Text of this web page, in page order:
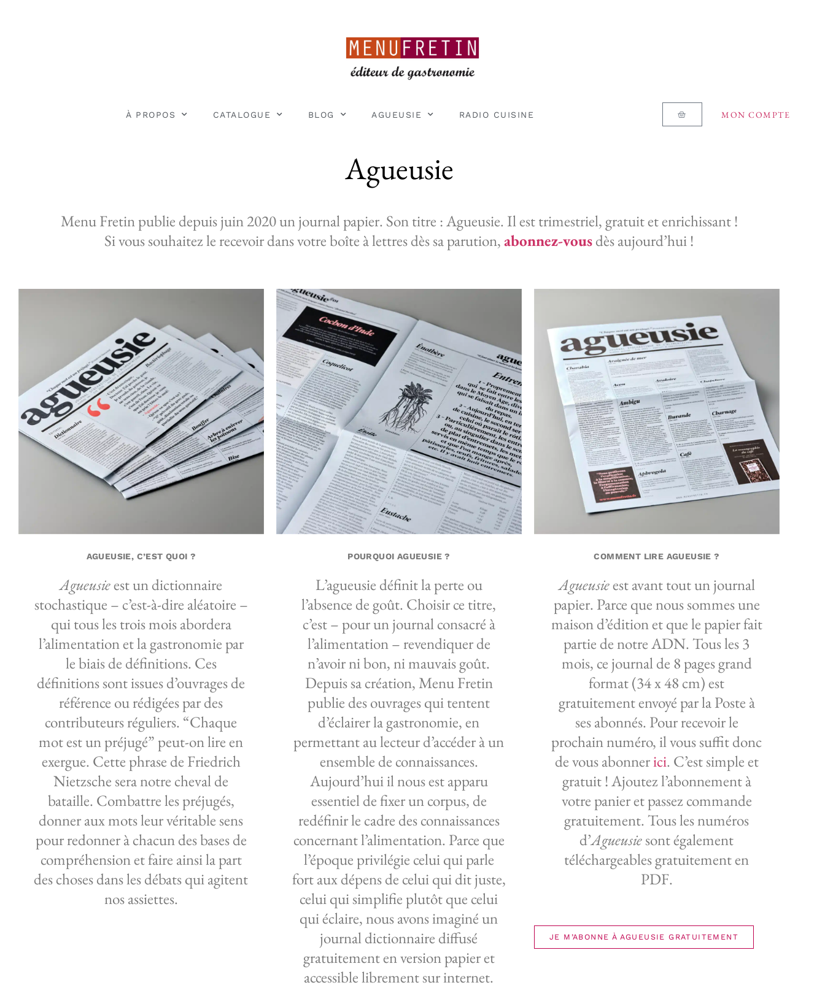
À PROPOS CATALOGUE BLOG AGUEUSIE RADIO CUISINE MON COMPTE
Agueusie
Menu Fretin publie depuis juin 2020 un journal papier. Son titre : Agueusie. Il est trimestriel, gratuit et enrichissant !
Si vous souhaitez le recevoir dans votre boîte à lettres dès sa parution,abonnez-vousdès aujourd’hui !
AGUEUSIE, C’EST QUOI ?
Agueusieest un dictionnaire
stochastique – c’est-à-dire aléatoire –
qui tous les trois mois abordera
l’alimentation et la gastronomie par
le biais de définitions. Ces
définitions sont issues d’ouvrages de
référence ou rédigées par des
contributeurs réguliers. “Chaque
mot est un préjugé” peut-on lire en
exergue. Cette phrase de Friedrich
Nietzsche sera notre cheval de
bataille. Combattre les préjugés,
donner aux mots leur véritable sens
pour redonner à chacun des bases de
compréhension et faire ainsi la part
des choses dans les débats qui agitent
nos assiettes.
POURQUOI AGUEUSIE ?
L’agueusie définit la perte ou
l’absence de goût. Choisir ce titre,
c’est – pour un journal consacré à
l’alimentation – revendiquer de
n’avoir ni bon, ni mauvais goût.
Depuis sa création, Menu Fretin
publie des ouvrages qui tentent
d’éclairer la gastronomie, en
permettant au lecteur d’accéder à un
ensemble de connaissances.
Aujourd’hui il nous est apparu
essentiel de fixer un corpus, de
redéfinir le cadre des connaissances
concernant l’alimentation. Parce que
l’époque privilégie celui qui parle
fort aux dépens de celui qui dit juste,
celui qui simplifie plutôt que celui
qui éclaire, nous avons imaginé un
journal dictionnaire diffusé
gratuitement en version papier et
accessible librement sur internet.
COMMENT LIRE AGUEUSIE ?
Agueusieest avant tout un journal
papier. Parce que nous sommes une
maison d’édition et que le papier fait
partie de notre ADN. Tous les 3
mois, ce journal de 8 pages grand
format (34 x 48 cm) est
gratuitement envoyé par la Poste à
ses abonnés. Pour recevoir le
prochain numéro, il vous suffit donc
de vous abonnerici. C’est simple et
gratuit ! Ajoutez l’abonnement à
votre panier et passez commande
gratuitement. Tous les numéros
d’Agueusiesont également
téléchargeables gratuitement en
PDF.
JE M’ABONNE À AGUEUSIE GRATUITEMENT